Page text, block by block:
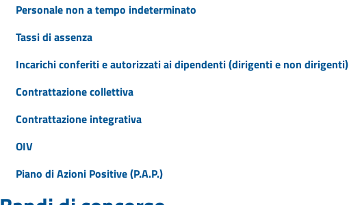
Personale non a tempo indeterminato
Tassi di assenza
Incarichi conferiti e autorizzati ai dipendenti (dirigenti e non dirigenti)
Contrattazione collettiva
Contrattazione integrativa
OIV
Piano di Azioni Positive (P.A.P.)